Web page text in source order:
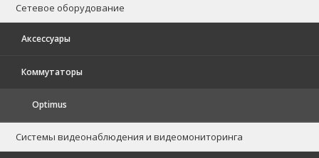
Сетевое оборудование
Аксессуары
Коммутаторы
Optimus
Системы видеонаблюдения и видеомониторинга